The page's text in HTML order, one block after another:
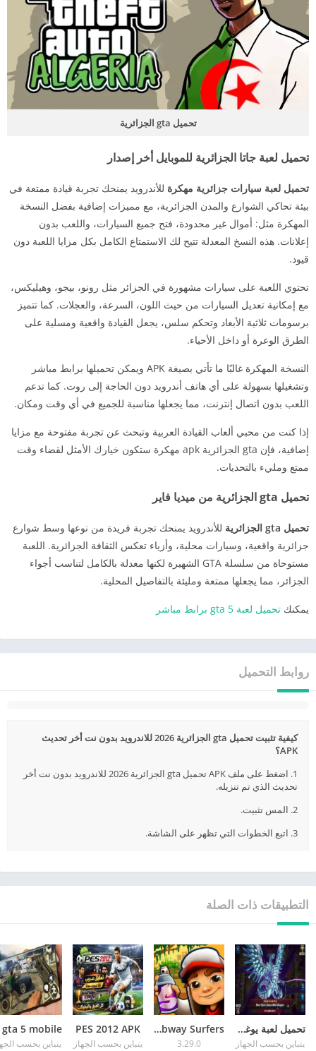
تحميل gta الجزائرية
تحميل لعبة جاتا الجزائرية للموبايل أخر إصدار
تحميل لعبة سيارات جزائرية مهكرة للأندرويد يمنحك تجربة قيادة ممتعة في
بيئة تحاكي الشوارع والمدن الجزائرية، مع مميزات إضافية بفضل النسخة
المهكرة مثل: أموال غير محدودة، فتح جميع السيارات، واللعب بدون
إعلانات. هذه النسخ المعدلة تتيح لك الاستمتاع الكامل بكل مزايا اللعبة دون
قيود.
تحتوي اللعبة على سيارات مشهورة في الجزائر مثل رونو، بيجو، وهيليكس،
مع إمكانية تعديل السيارات من حيث اللون، السرعة، والعجلات. كما تتميز
برسومات ثلاثية الأبعاد وتحكم سلس، يجعل القيادة واقعية ومسلية على
الطرق الوعرة أو داخل الأحياء.
النسخة المهكرة غالبًا ما تأتي بصيغة APK ويمكن تحميلها برابط مباشر
وتشغيلها بسهولة على أي هاتف أندرويد دون الحاجة إلى روت. كما تدعم
اللعب بدون اتصال إنترنت، مما يجعلها مناسبة للجميع في أي وقت ومكان.
إذا كنت من محبي ألعاب القيادة العربية وتبحث عن تجربة مفتوحة مع مزايا
إضافية، فإن gta الجزائرية apk مهكرة ستكون خيارك الأمثل لقضاء وقت
ممتع ومليء بالتحديات.
تحميل gta الجزائرية من ميديا فاير
تحميل gta الجزائرية
للأندرويد يمنحك تجربة فريدة من نوعها وسط شوارع
جزائرية واقعية، وسيارات محلية، وأزياء تعكس الثقافة الجزائرية. اللعبة
مستوحاة من سلسلة GTA الشهيرة لكنها معدلة بالكامل لتناسب أجواء
الجزائر، مما يجعلها ممتعة ومليئة بالتفاصيل المحلية.
يمكنك تحميل لعبة gta 5 برابط مباشر
روابط التحميل
كيفية تثبيت تحميل gta الجزائرية 2026 للاندرويد بدون نت أخر تحديث
APK؟
1. اضغط على ملف APK تحميل gta الجزائرية 2026 للاندرويد بدون نت أخر
تحديث الذي تم تنزيله.
2. المس تثبيت.
3. اتبع الخطوات التي تظهر على الشاشة.
التطبيقات ذات الصلة
تحميل لعبة يوغي يو للاندرويد APK آخر إصدار 2026 مجاناً
يتباين بحسب الجهاز
Subway Surfers
3.29.0
PES 2012 APK
يتباين بحسب الجهاز يتباين بحسب